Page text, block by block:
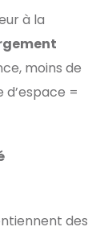
à la
moins de
=
des